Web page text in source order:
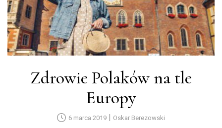
Zdrowie Polaków na tle
Europy
6 marca 2019 | Oskar Berezowski